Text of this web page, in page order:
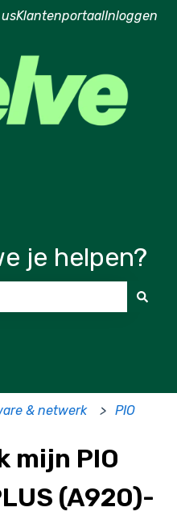
voor vertalingen
KlantenportaalInloggen
je helpen?
& netwerk PIO
mijn PIO
(A920)-